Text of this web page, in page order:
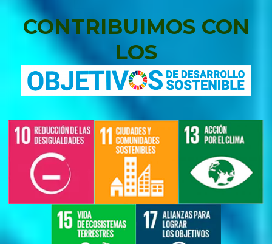
CONTRIBUIMOS CON
LOS